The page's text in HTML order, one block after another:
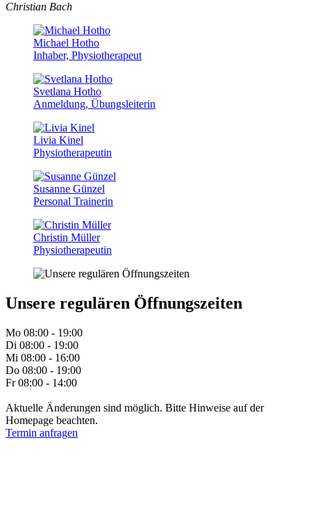
Christian Bach
Michael Hotho
Inhaber, Physiotherapeut
Svetlana Hotho
Anmeldung, Übungsleiterin
Livia Kinel
Physiotherapeutin
Susanne Günzel
Personal Trainerin
Christin Müller
Physiotherapeutin
Unsere regulären Öffnungszeiten
Mo 08:00 - 19:00
Di 08:00 - 19:00
Mi 08:00 - 16:00
Do 08:00 - 19:00
Fr 08:00 - 14:00
Aktuelle Änderungen sind möglich. Bitte Hinweise auf der
Homepage beachten.
Termin anfragen